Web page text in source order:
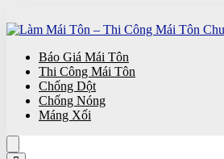
Báo Giá Mái Tôn
Thi Công Mái Tôn
Chống Dột
Chống Nóng
Máng Xối